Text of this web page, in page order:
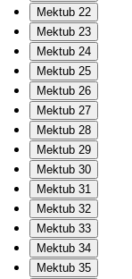
Mektub 22
Mektub 23
Mektub 24
Mektub 25
Mektub 26
Mektub 27
Mektub 28
Mektub 29
Mektub 30
Mektub 31
Mektub 32
Mektub 33
Mektub 34
Mektub 35